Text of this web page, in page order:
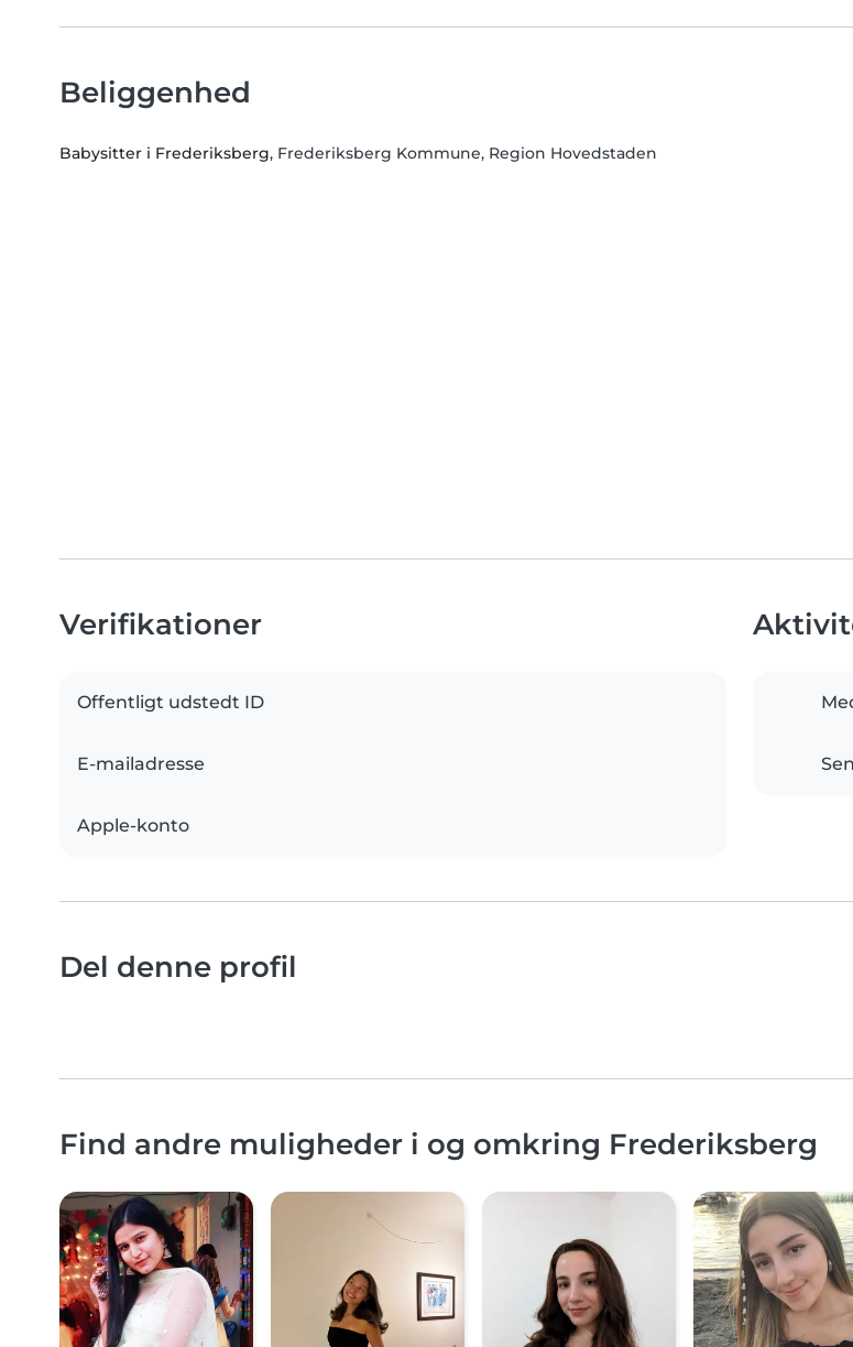
Beliggenhed
Babysitter i Frederiksberg, Frederiksberg Kommune, Region Hovedstaden
Verifikationer
Offentligt udstedt ID
E-mailadresse
Apple-konto
Del denne profil
Find andre muligheder i og omkring Frederiksberg